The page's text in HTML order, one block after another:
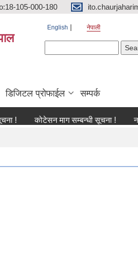
105-000-180
English नेपाली
डिजिटल प्रोफाईल सम्पर्क
कोटेसन माग सम्बन्धी सूचना ! नविकरण